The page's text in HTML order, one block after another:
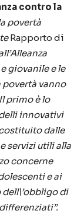
contro la
povertà
Rapporto di
giovanile e le
vanno
primo è lo
innovativi
dalle
servizi utili alla
concerne
e ai
di